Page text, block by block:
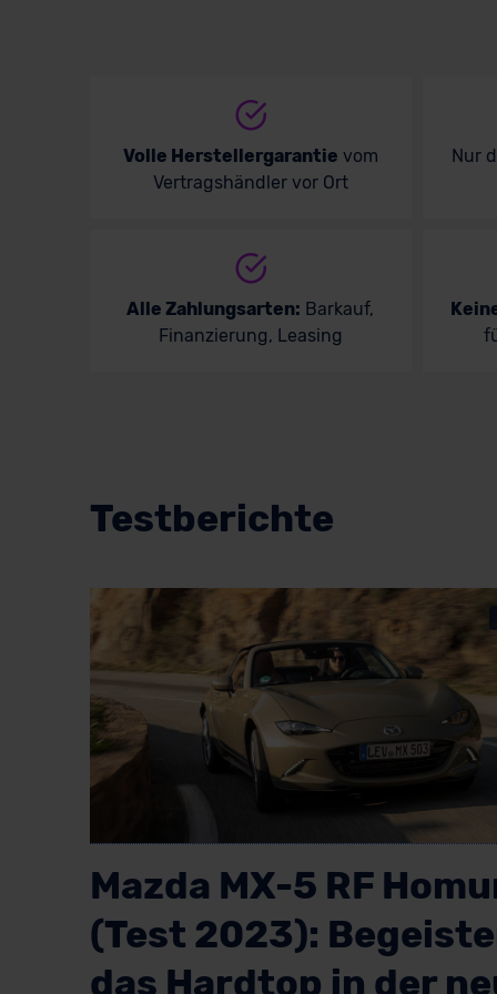
Volle Herstellergarantie vom
Vertragshändler vor Ort
Nur
Alle Zahlungsarten: Barkauf,
Finanzierung, Leasing
Testberichte
Mazda MX-5 RF
(Test 2023):
das Hardtop in der